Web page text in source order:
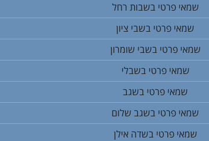
שמאי פרטי בשבות רחל
שמאי פרטי בשבי ציון
שמאי פרטי בשבי שומרון
שמאי פרטי בשבלי
שמאי פרטי בשגב
שמאי פרטי בשגב שלום
שמאי פרטי בשדה אילן